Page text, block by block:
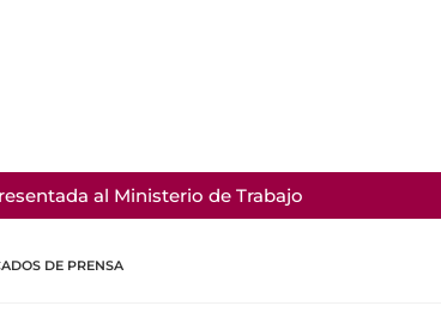
al Ministerio de Trabajo
DE PRENSA